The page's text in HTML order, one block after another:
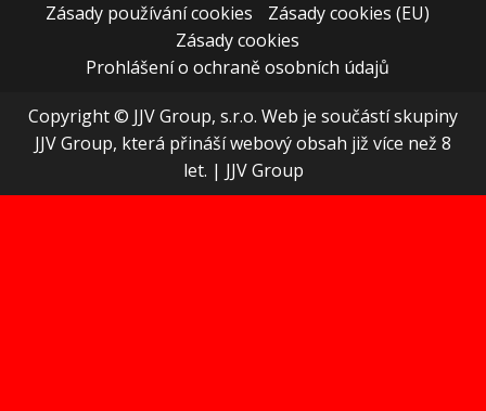
Zásady používání cookies
Zásady cookies (EU)
Zásady cookies
Prohlášení o ochraně osobních údajů
Copyright © JJV Group, s.r.o. Web je součástí skupiny
JJV Group, která přináší webový obsah již více než 8
let. | JJV Group